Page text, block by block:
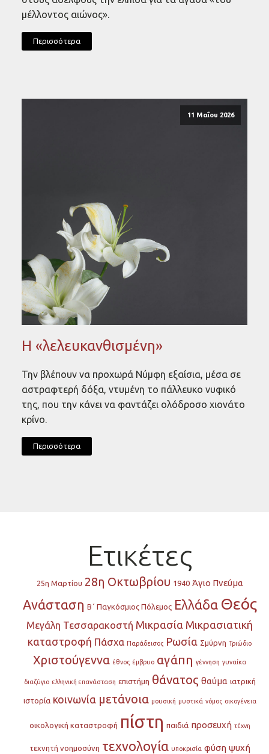
μέλλοντος αιώνος».
Περισσότερα
11 Μαΐου 2026
Η «λελευκανθισμένη»
Την βλέπουν να προχωρά Νύμφη εξαίσια, μέσα σε
αστραφτερή δόξα, ντυμένη το πάλλευκο νυφικό
της, που την κάνει να φαντάζει ολόδροσο χιονάτο
κρίνο.
Περισσότερα
Ετικέτες
25η Μαρτίου 28η Οκτωβρίου 1940 Άγιο Πνεύμα
Ανάσταση Β΄ Παγκόσμιος Πόλεμος Ελλάδα Θεός
Μεγάλη Τεσσαρακοστή Μικρασία Μικρασιατική
καταστροφή Πάσχα Παράδεισος Ρωσία Σμύρνη Τριώδιο
Χριστούγεννα έθνος έμβρυο αγάπη γέννηση γυναίκα
διαζύγιο ελληνική επανάσταση επιστήμη θάνατος θαύμα ιατρική
ιστορία κοινωνία μετάνοια μουσική μυστικά νόμος οικογένεια
οικολογική καταστροφή πίστη παιδιά προσευχή τέχνη
τεχνητή νοημοσύνη τεχνολογία υποκρισία φύση ψυχή